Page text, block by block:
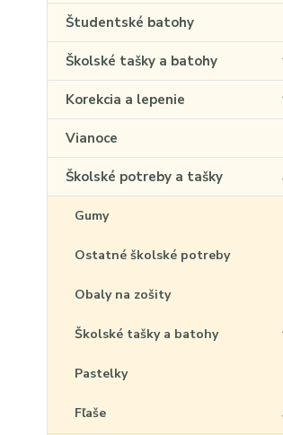
Študentské batohy
Školské tašky a batohy
Korekcia a lepenie
Vianoce
Školské potreby a tašky
Gumy
Ostatné školské potreby
Obaly na zošity
Školské tašky a batohy
Pastelky
Fľaše